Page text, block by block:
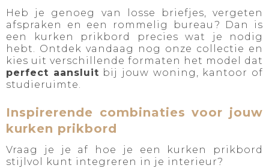
Heb je genoeg van losse briefjes, vergeten
afspraken en een rommelig bureau? Dan is
een kurken prikbord precies wat je nodig
hebt. Ontdek vandaag nog onze collectie en
kies uit verschillende formaten het model dat
perfect aansluit bij jouw woning, kantoor of
studieruimte.
Inspirerende combinaties voor jouw
kurken prikbord
Vraag je je af hoe je een kurken prikbord
stijlvol kunt integreren in je interieur?